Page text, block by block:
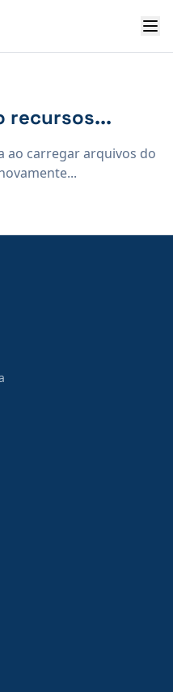
recursos...
ao carregar arquivos do